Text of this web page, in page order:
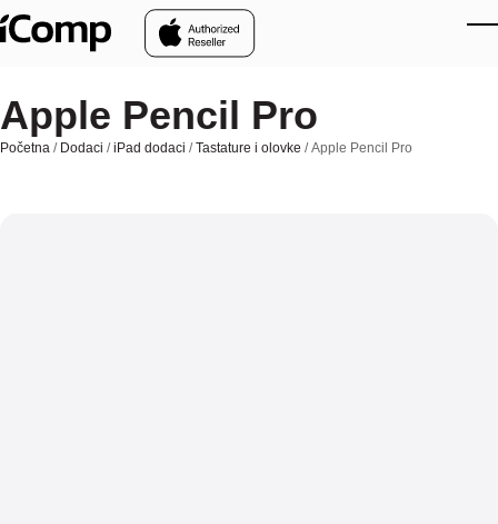
Skip to main content
Apple Pencil Pro
Početna / Dodaci /iPad dodaci /Tastature i olovke / Apple Pencil Pro